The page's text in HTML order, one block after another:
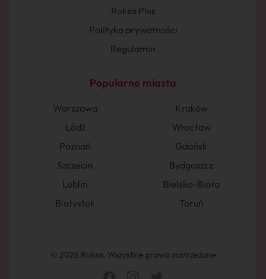
Roksa Plus
Polityka prywatności
Regulamin
Popularne miasta
Warszawa
Kraków
Łódź
Wrocław
Poznań
Gdańsk
Szczecin
Bydgoszcz
Lublin
Bielsko-Biała
Białystok
Toruń
© 2026 Roksa. Wszystkie prawa zastrzeżone